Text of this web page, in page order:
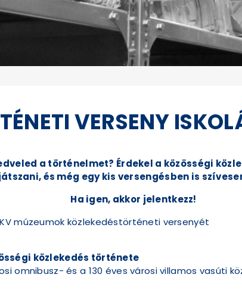
VERSENY
a történelmet? Érdekel a közösségi
és még egy kis versengésben is
Ha igen, akkor jelentkezz!
múzeumok közlekedéstörténeti versenyét
közlekedés története
omnibusz- és a 130 éves városi villamos vasúti